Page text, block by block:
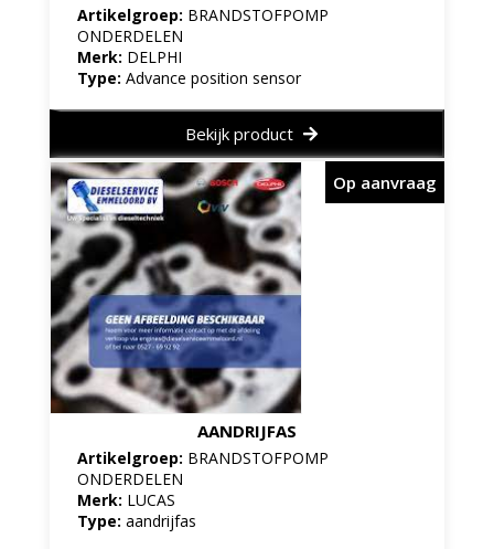
Artikelgroep: BRANDSTOFPOMP
ONDERDELEN
Merk: DELPHI
Type: Advance position sensor
Bekijk product
AANDRIJFAS
Artikelgroep: BRANDSTOFPOMP
ONDERDELEN
Merk: LUCAS
Type: aandrijfas
Op aanvraag